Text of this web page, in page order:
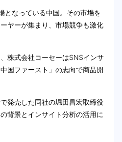
となっている中国。その市場を
ヤーが集まり、市場競争も激化
株式会社コーセーはSNSインサ
国ファースト」の志向で商品開
発売した同社の堀田昌宏取締役
背景とインサイト分析の活用に